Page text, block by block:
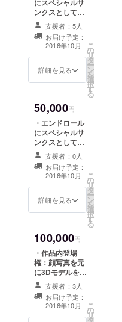
にスペシャルサ
ンクスとして記
名 ・作品内の立
て札に記名 ・特
定の区画、屋敷
に入れる資格
（ランクC） ・
記念冊子、『江
(PCダウンロー
ド版） ・お礼
メール、
CAMPFIREメッ
セージでの開発
状況報告
支援者：5人
お届け予定：
2016年10月
詳細を見る
こ
の
リ
タ
ー
ン
を
選
択
す
る
50,000円
・エンドロール
にスペシャルサ
ンクスとして記
名 ・作品内のの
ぼり旗（小）に
記名 ・特定の区
画、屋敷に入れ
る資格（ランク
B） ・記念冊
VR』ソフト(PC
ダウンロード
版） ・お礼メー
ル、CAMPFIRE
メッセージでの
開発状況報告
支援者：0人
お届け予定：
2016年10月
詳細を見る
こ
の
リ
タ
ー
ン
を
選
択
す
る
100,000円
・作品内登場
権：顔写真を元
に3Dモデルを製
作 ・エンドロー
ルにスペシャル
サンクスとして
記名 ・作品内の
支援者：3人
お届け予定：
2016年10月
こ
の
リ